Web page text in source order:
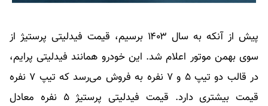
پیش از آنکه به سال ۱۴۰۳ برسیم، قیمت فیدلیتی پرستیژ از
سوی بهمن‌ موتور اعلام شد. این خودرو همانند فیدلیتی پرایم،
در قالب دو تیپ ۵ و ۷ نفره به فروش می‌رسد که تیپ ۷ نفره
قیمت بیشتری دارد. قیمت فیدلیتی پرستیژ ۵ نفره معادل